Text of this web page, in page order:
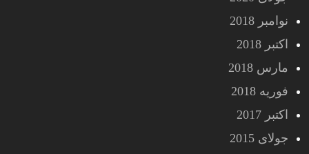
نوامبر 2018
اکتبر 2018
مارس 2018
فوریه 2018
اکتبر 2017
جولای 2015